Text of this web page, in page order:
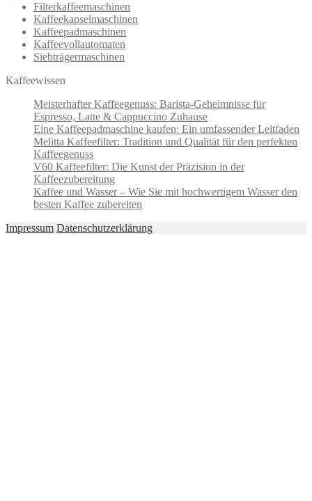
Filterkaffeemaschinen
Kaffeekapselmaschinen
Kaffeepadmaschinen
Kaffeevollautomaten
Siebträgermaschinen
Kaffeewissen
Meisterhafter Kaffeegenuss: Barista-Geheimnisse für
Espresso, Latte & Cappuccino Zuhause
Eine Kaffeepadmaschine kaufen: Ein umfassender Leitfaden
Melitta Kaffeefilter: Tradition und Qualität für den perfekten
Kaffeegenuss
V60 Kaffeefilter: Die Kunst der Präzision in der
Kaffeezubereitung
Kaffee und Wasser – Wie Sie mit hochwertigem Wasser den
besten Kaffee zubereiten
Impressum Datenschutzerklärung